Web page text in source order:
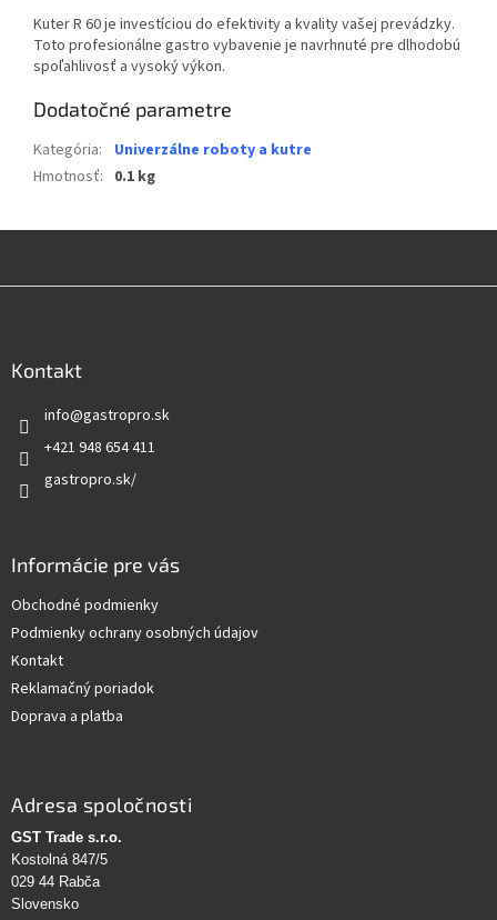
Kuter R 60 je investíciou do efektivity a kvality vašej prevádzky.
Toto profesionálne gastro vybavenie je navrhnuté pre dlhodobú
spoľahlivosť a vysoký výkon.
Dodatočné parametre
Kategória:
Univerzálne roboty a kutre
Hmotnosť: 0.1 kg
Kontakt
info@gastropro.sk
+421 948 654 411
gastropro.sk/
Informácie pre vás
Obchodné podmienky
Podmienky ochrany osobných údajov
Kontakt
Reklamačný poriadok
Doprava a platba
Adresa spoločnosti
GST Trade s.r.o.
Kostolná 847/5
029 44 Rabča
Slovensko